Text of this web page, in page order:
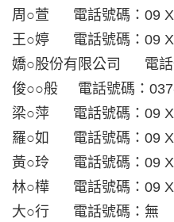
周○萱 電話號碼：09
王○婷 電話號碼：09
嬌○股份有限公司 電話
俊○○般 電話號碼：
梁○萍 電話號碼：09
羅○如 電話號碼：09
黃○玲 電話號碼：09
林○樺 電話號碼：09
大○行 電話號碼：無